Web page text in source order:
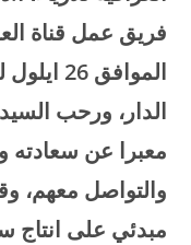
فريق عمل قناة
الدار، ورحب
معبرا عن سعادته
والتواصل معهم،
مبدئي على انتاج